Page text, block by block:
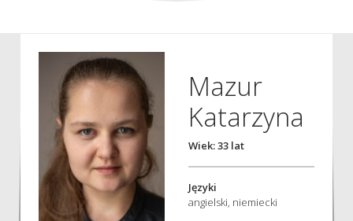
Mazur
Katarzyna
Wiek: 33 lat
Języki
angielski, niemiecki